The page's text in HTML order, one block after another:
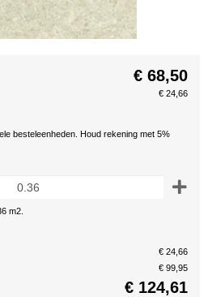
€ 68,50
€ 24,66
besteleenheden. Houd rekening met 5%
m2.
€ 24,66
€ 99,95
€ 124,61